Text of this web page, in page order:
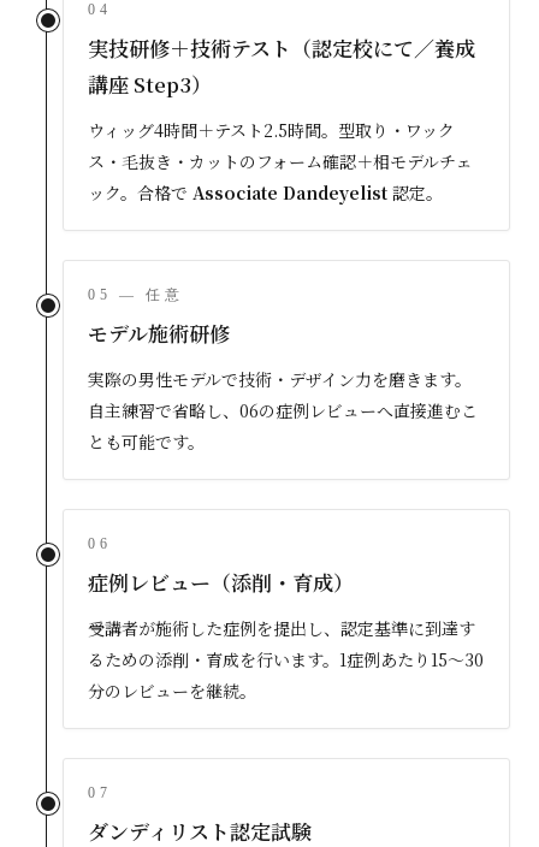
04
実技研修＋技術テスト（認定校にて／養成
講座 Step3）
ウィッグ4時間＋テスト2.5時間。型取り・ワック
ス・毛抜き・カットのフォーム確認＋相モデルチェ
ック。合格で Associate Dandeyelist 認定。
05 — 任意
モデル施術研修
実際の男性モデルで技術・デザイン力を磨きます。
自主練習で省略し、06の症例レビューへ直接進むこ
とも可能です。
06
症例レビュー（添削・育成）
受講者が施術した症例を提出し、認定基準に到達す
るための添削・育成を行います。1症例あたり15〜30
分のレビューを継続。
07
ダンディリスト認定試験